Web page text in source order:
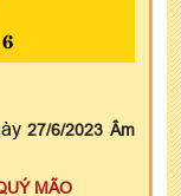
27/6/2023 Âm
MÃO